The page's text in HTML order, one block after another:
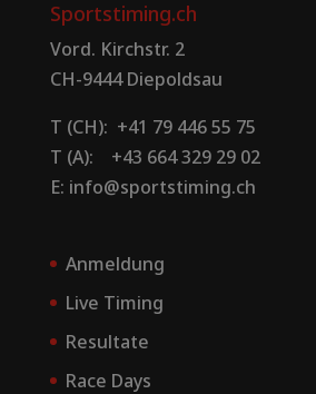
Sportstiming.ch
Vord. Kirchstr. 2
CH-9444 Diepoldsau
T (CH): +41 79 446 55 75
T (A): +43 664 329 29 02
E: info@sportstiming.ch
Anmeldung
Live Timing
Resultate
Race Days